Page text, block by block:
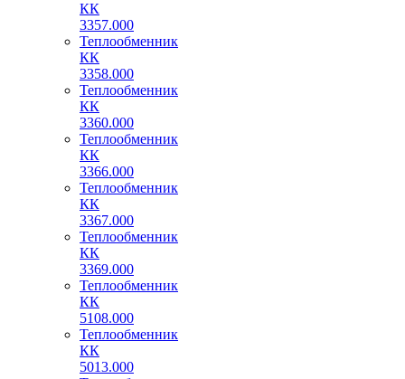
КК
3357.000
Теплообменник
КК
3358.000
Теплообменник
КК
3360.000
Теплообменник
КК
3366.000
Теплообменник
КК
3367.000
Теплообменник
КК
3369.000
Теплообменник
КК
5108.000
Теплообменник
КК
5013.000